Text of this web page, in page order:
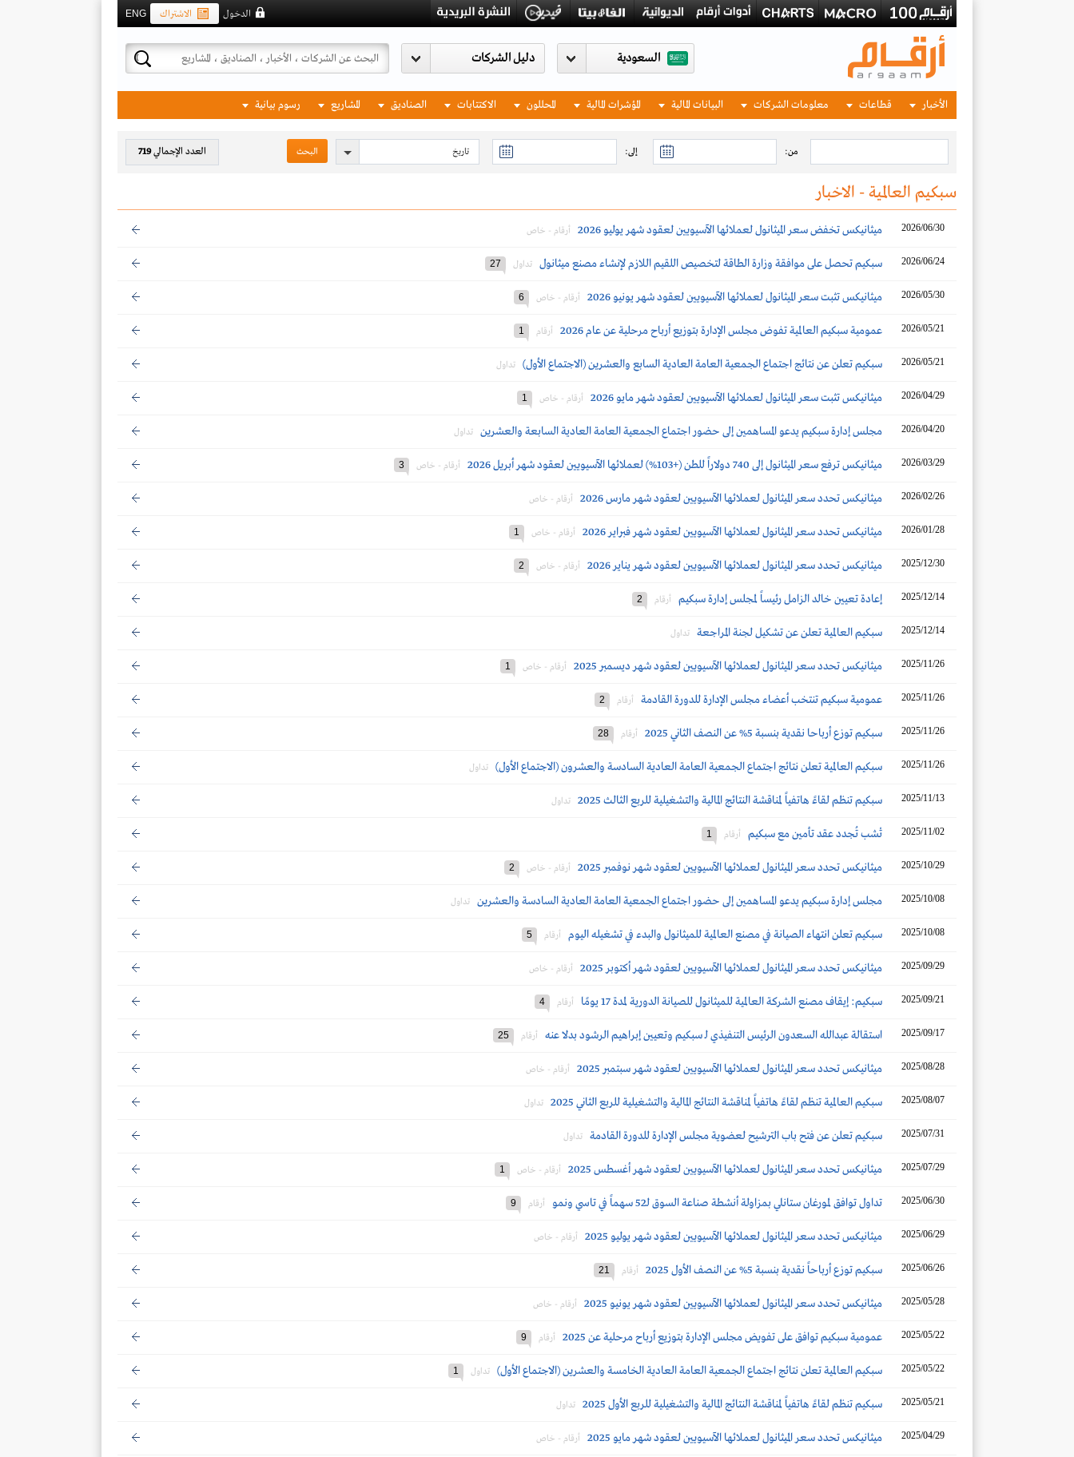
ENG الاشتراك الدخول
السعودية
الأخبار قطاعات معلومات الشركات البيانات المالية المؤشرات المالية المحللون الاكتتابات الصناديق المشاريع رسوم بيانية
من: إلى: العدد الإجمالي719
سبكيم العالمية - الاخبار
2026/06/30 ميثانيكس تخفض سعر الميثانول لعملائها الآسيويين لعقود شهر يوليو 2026 أرقام - خاص
2026/06/24 سبكيم تحصل على موافقة وزارة الطاقة لتخصيص اللقيم اللازم لإنشاء مصنع ميثانول تداول 27
2026/05/30 ميثانيكس تثبت سعر الميثانول لعملائها الآسيويين لعقود شهر يونيو 2026 أرقام - خاص 6
2026/05/21 عمومية سبكيم العالمية تفوض مجلس الإدارة بتوزيع أرباح مرحلية عن عام 2026 أرقام 1
2026/05/21 سبكيم تعلن عن نتائج اجتماع الجمعية العامة العادية السابع والعشرين (الاجتماع الأول) تداول
2026/04/29 ميثانيكس تثبت سعر الميثانول لعملائها الآسيويين لعقود شهر مايو 2026 أرقام - خاص 1
2026/04/20 مجلس إدارة سبكيم يدعو المساهمين إلى حضور اجتماع الجمعية العامة العادية السابعة والعشرين تداول
2026/03/29 ميثانيكس ترفع سعر الميثانول إلى 740 دولاراً للطن (+103%) لعملائها الآسيويين لعقود شهر أبريل 2026 أرقام - خاص 3
2026/02/26 ميثانيكس تحدد سعر الميثانول لعملائها الآسيويين لعقود شهر مارس 2026 أرقام - خاص
2026/01/28 ميثانيكس تحدد سعر الميثانول لعملائها الآسيويين لعقود شهر فبراير 2026 أرقام - خاص 1
2025/12/30 ميثانيكس تحدد سعر الميثانول لعملائها الآسيويين لعقود شهر يناير 2026 أرقام - خاص 2
2025/12/14 إعادة تعيين خالد الزامل رئيساً لمجلس إدارة سبكيم أرقام 2
2025/12/14 سبكيم العالمية تعلن عن تشكيل لجنة المراجعة تداول
2025/11/26 ميثانيكس تحدد سعر الميثانول لعملائها الآسيويين لعقود شهر ديسمبر 2025 أرقام - خاص 1
2025/11/26 عمومية سبكيم تنتخب أعضاء مجلس الإدارة للدورة القادمة أرقام 2
2025/11/26 سبكيم توزع أرباحا نقدية بنسبة 5% عن النصف الثاني 2025 أرقام 28
2025/11/26 سبكيم العالمية تعلن نتائج اجتماع الجمعية العامة العادية السادسة والعشرون (الاجتماع الأول) تداول
2025/11/13 سبكيم تنظم لقاءً هاتفياً لمناقشة النتائج المالية والتشغيلية للربع الثالث 2025 تداول
2025/11/02 تْشب تُجدد عقد تأمين مع سبكيم أرقام 1
2025/10/29 ميثانيكس تحدد سعر الميثانول لعملائها الآسيويين لعقود شهر نوفمبر 2025 أرقام - خاص 2
2025/10/08 مجلس إدارة سبكيم يدعو المساهمين إلى حضور اجتماع الجمعية العامة العادية السادسة والعشرين تداول
2025/10/08 سبكيم تعلن انتهاء الصيانة في مصنع العالمية للميثانول والبدء في تشغيله اليوم أرقام 5
2025/09/29 ميثانيكس تحدد سعر الميثانول لعملائها الآسيويين لعقود شهر أكتوبر 2025 أرقام - خاص
2025/09/21 سبكيم: إيقاف مصنع الشركة العالمية للميثانول للصيانة الدورية لمدة 17 يومًا أرقام 4
2025/09/17 استقالة عبدالله السعدون الرئيس التنفيذي لـ سبكيم وتعيين إبراهيم الرشود بدلا عنه أرقام 25
2025/08/28 ميثانيكس تحدد سعر الميثانول لعملائها الآسيويين لعقود شهر سبتمبر 2025 أرقام - خاص
2025/08/07 سبكيم العالمية تنظم لقاءً هاتفياً لمناقشة النتائج المالية والتشغيلية للربع الثاني 2025 تداول
2025/07/31 سبكيم تعلن عن فتح باب الترشيح لعضوية مجلس الإدارة للدورة القادمة تداول
2025/07/29 ميثانيكس تحدد سعر الميثانول لعملائها الآسيويين لعقود شهر أغسطس 2025 أرقام - خاص 1
2025/06/30 تداول توافق لمورغان ستانلي بمزاولة أنشطة صناعة السوق لـ52 سهماً في تاسي ونمو أرقام 9
2025/06/29 ميثانيكس تحدد سعر الميثانول لعملائها الآسيويين لعقود شهر يوليو 2025 أرقام - خاص
2025/06/26 سبكيم توزع أرباحاً نقدية بنسبة 5% عن النصف الأول 2025 أرقام 21
2025/05/28 ميثانيكس تحدد سعر الميثانول لعملائها الآسيويين لعقود شهر يونيو 2025 أرقام - خاص
2025/05/22 عمومية سبكيم توافق على تفويض مجلس الإدارة بتوزيع أرباح مرحلية عن 2025 أرقام 9
2025/05/22 سبكيم العالمية تعلن نتائج اجتماع الجمعية العامة العادية الخامسة والعشرين (الاجتماع الأول) تداول 1
2025/05/21 سبكيم تنظم لقاءً هاتفياً لمناقشة النتائج المالية والتشغيلية للربع الأول 2025 تداول
2025/04/29 ميثانيكس تحدد سعر الميثانول لعملائها الآسيويين لعقود شهر مايو 2025 أرقام - خاص